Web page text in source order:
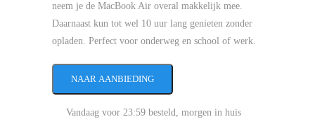
neem je de MacBook Air overal makkelijk mee.
Daarnaast kun tot wel 10 uur lang genieten zonder
opladen. Perfect voor onderweg en school of werk.
NAAR AANBIEDING
Vandaag voor 23:59 besteld, morgen in huis